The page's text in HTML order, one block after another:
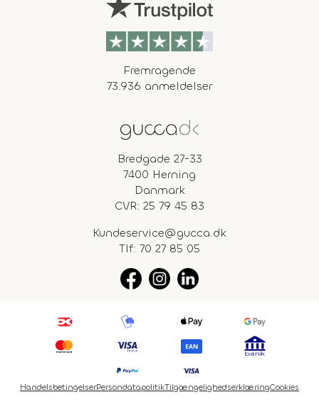
Fremragende
73.936 anmeldelser
Bredgade 27-33
7400 Herning
Danmark
CVR: 25 79 45 83
Kundeservice@gucca.dk
Tlf: 70 27 85 05
HandelsbetingelserPersondatapolitikTilgængelighedserklæringCookies